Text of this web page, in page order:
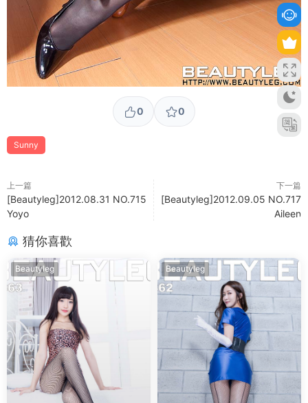
0 0
Sunny
上一篇
[Beautyleg]2012.08.31 NO.715
Yoyo
下一篇
[Beautyleg]2012.09.05 NO.717
Aileen
猜你喜歡
Beautyleg Beautyleg